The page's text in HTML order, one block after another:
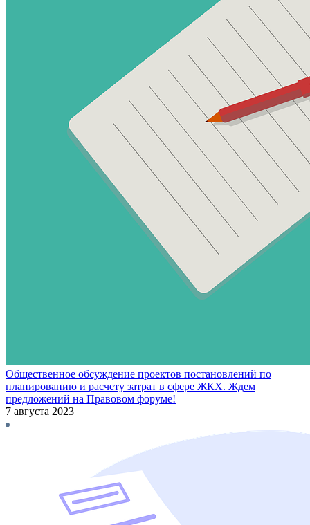
Общественное обсуждение проектов постановлений по
планированию и расчету затрат в сфере ЖКХ. Ждем
предложений на Правовом форуме!
7 августа 2023